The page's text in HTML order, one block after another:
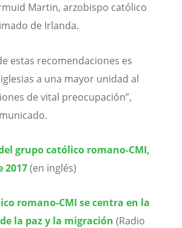
Martin, arzobispo católico
de Irlanda.
estas recomendaciones es
a una mayor unidad al
de vital preocupación”,
grupo católico romano-CMI,
2017(en inglés)
romano-CMI se centra en la
la paz y la migración (Radio